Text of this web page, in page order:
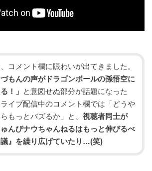
コメント欄に賑わいが出てきました。
づもんの声がドラゴンボールの孫悟空に
！」
と意図せぬ部分が話題になった
ライブ配信中のコメント欄では「どうや
もっとバズるか」と、 視聴者同士が
ゅんびナウちゃんねるはもっと伸びるべ
議』を繰り広げていたり…(笑)